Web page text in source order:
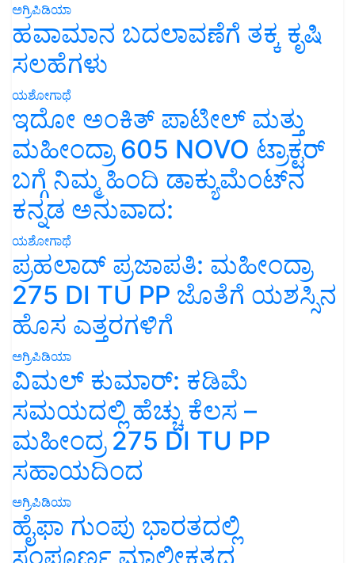
ಅಗ್ರಿಪಿಡಿಯಾ
ಹವಾಮಾನ ಬದಲಾವಣೆಗೆ ತಕ್ಕ ಕೃಷಿ
ಸಲಹೆಗಳು
ಯಶೋಗಾಥೆ
ಇದೋ ಅಂಕಿತ್ ಪಾಟೀಲ್ ಮತ್ತು
ಮಹೀಂದ್ರಾ 605 NOVO ಟ್ರಾಕ್ಟರ್
ಬಗ್ಗೆ ನಿಮ್ಮ ಹಿಂದಿ ಡಾಕ್ಯುಮೆಂಟ್‌ನ
ಕನ್ನಡ ಅನುವಾದ:
ಯಶೋಗಾಥೆ
ಪ್ರಹಲಾದ್ ಪ್ರಜಾಪತಿ: ಮಹೀಂದ್ರಾ
275 DI TU PP ಜೊತೆಗೆ ಯಶಸ್ಸಿನ
ಹೊಸ ಎತ್ತರಗಳಿಗೆ
ಅಗ್ರಿಪಿಡಿಯಾ
ವಿಮಲ್ ಕುಮಾರ್: ಕಡಿಮೆ
ಸಮಯದಲ್ಲಿ ಹೆಚ್ಚು ಕೆಲಸ –
ಮಹೀಂದ್ರ 275 DI TU PP
ಸಹಾಯದಿಂದ
ಅಗ್ರಿಪಿಡಿಯಾ
ಹೈಫಾ ಗುಂಪು ಭಾರತದಲ್ಲಿ
ಸಂಪೂರ್ಣ ಮಾಲೀಕತ್ವದ